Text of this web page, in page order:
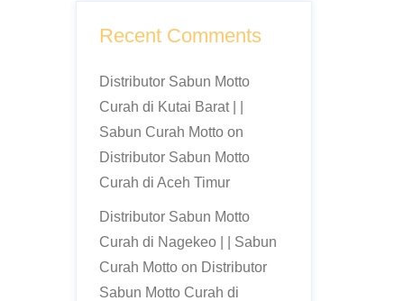
Recent Comments
Distributor Sabun Motto
Curah di Kutai Barat | |
Sabun Curah Mottoon
Distributor Sabun Motto
Curah di Aceh Timur
Distributor Sabun Motto
Curah di Nagekeo | | Sabun
Curah Mottoon Distributor
Sabun Motto Curah di